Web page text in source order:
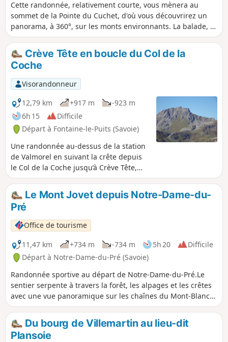
Cette randonnée, relativement courte, vous mènera au
sommet de la Pointe du Cuchet, d'où vous découvrirez un
panorama, à 360°, sur les monts environnants. La balade, à
travers une forêt de conifères, ouvre de beaux points de
vue sur le doron de Bozel et le doron de Belleville. Au
sommet, deux tables d'orientation vous permettront de vous
repérer dans le massif de la Vanoise.
Crève Tête en boucle du Col de la
Coche
Visorandonneur
12,79 km
+917 m
-923 m
6h 15
Difficile
Départ à Fontaine-le-Puits (Savoie)
Une randonnée au-dessus de la station
de Valmorel en suivant la crête depuis
le Col de la Coche jusqu’à Crève Tête,
point haut du parcours avec sa vue à
360°. Un retour par le Refuge de Pierre
Larron et la cuvette de la Coche.
Le Mont Jovet depuis Notre-Dame-du-
Pré
Office de tourisme
11,47 km
+734 m -734 m 5h 20
Difficile
Départ à Notre-Dame-du-Pré (Savoie)
Randonnée sportive au départ de Notre-Dame-du-Pré.Le
sentier serpente à travers la forêt, les alpages et les crêtes
avec une vue panoramique sur les chaînes du Mont-Blanc
et des Écrins. Le sommet du Mont Jovet culmine à 2558 m
d'altitude et offre une vue incroyable à 360°. Vous pourrez
faire une halte au Refuge du Mont Jovet et son restaurant.
Du bourg de Villemartin au lieu-dit
Plansoie